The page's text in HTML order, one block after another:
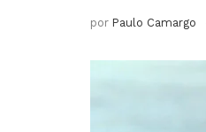
por Paulo Camargo